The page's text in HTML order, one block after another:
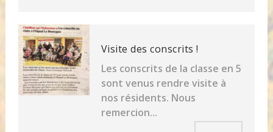
Visite des conscrits !
Les conscrits de la classe en 5
sont venus rendre visite à
nos résidents. Nous
remercion...